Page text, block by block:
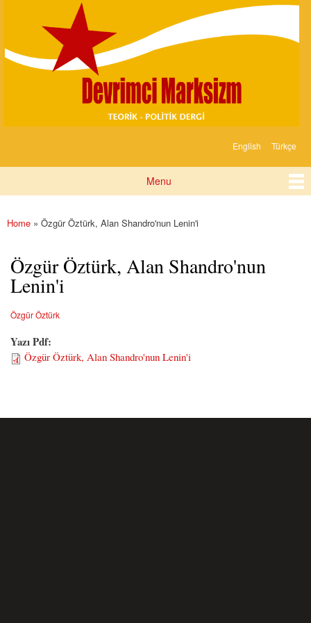
content
Marksizm
English Türkçe
Menu
You are here
Home » Özgür Öztürk, Alan Shandro'nun Lenin'i
Özgür Öztürk, Alan Shandro'nun
Lenin'i
Özgür Öztürk
Yazı Pdf:
Özgür Öztürk, Alan Shandro'nun Lenin'i